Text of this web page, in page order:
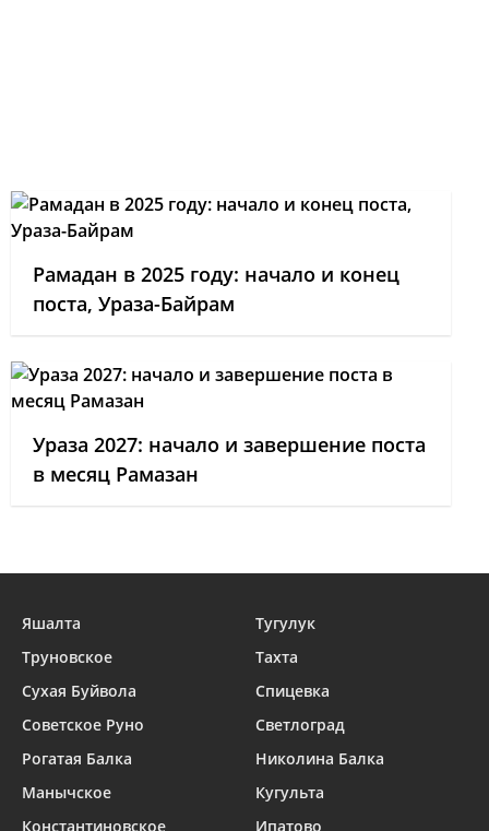
Рамадан в 2025 году: начало и конец
поста, Ураза-Байрам
Ураза 2027: начало и завершение поста
в месяц Рамазан
Яшалта
Тугулук
Труновское
Тахта
Сухая Буйвола
Спицевка
Советское Руно
Светлоград
Рогатая Балка
Николина Балка
Манычское
Кугульта
Константиновское
Ипатово